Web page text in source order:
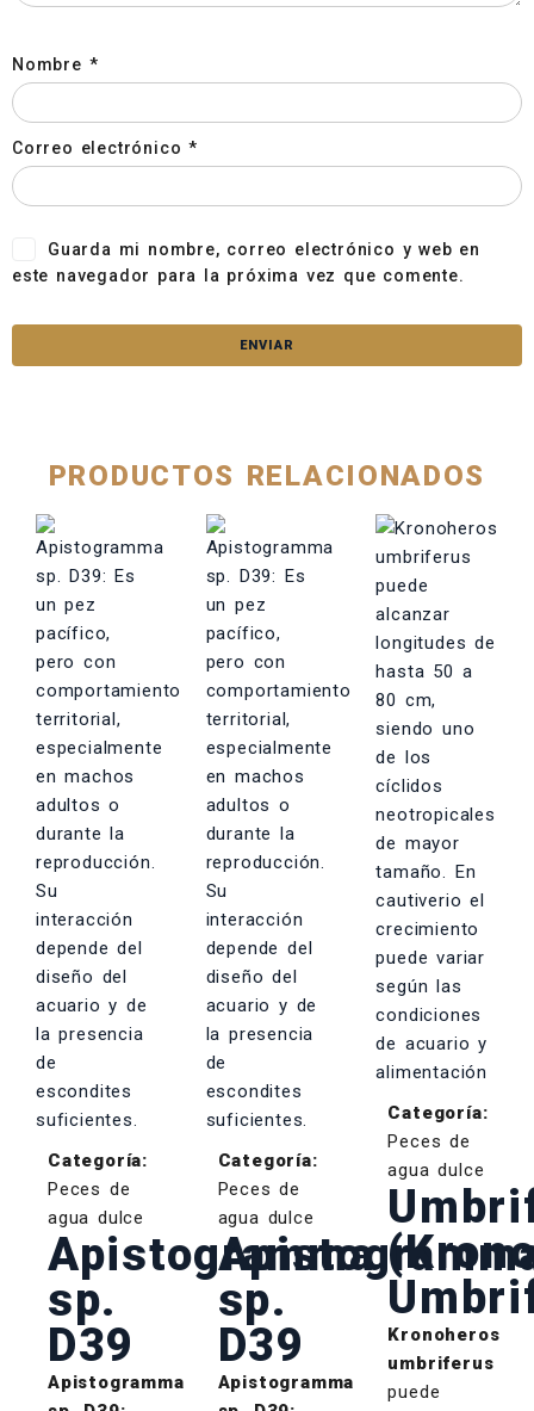
Nombre *
Correo electrónico*
Guarda mi nombre, correo electrónico y web en
este navegador para la próxima vez que comente.
PRODUCTOS RELACIONADOS
Categoría:
Peces de
agua dulce
Apistogramma
sp.
D39
Apistogramma
Categoría:
Peces de
agua dulce
sp.
D39
Apistogramma
Categoría:
Peces de
agua dulce
Kronoheros
umbriferus
puede